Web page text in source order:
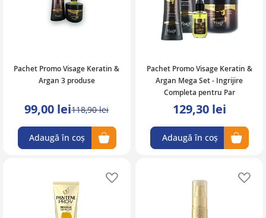
Pachet Promo Visage Keratin &
Argan 3 produse
99,00 lei118,90 lei
Adaugă în coș
Pachet Promo Visage Keratin &
Argan Mega Set - Ingrijire
Completa pentru Par
129,30 lei
Adaugă în coș